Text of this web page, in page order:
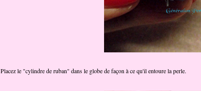
Placez le "cylindre de ruban" dans le globe de façon à ce qu'il entoure la perle.